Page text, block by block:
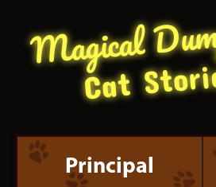
Magical
Cat
Principal